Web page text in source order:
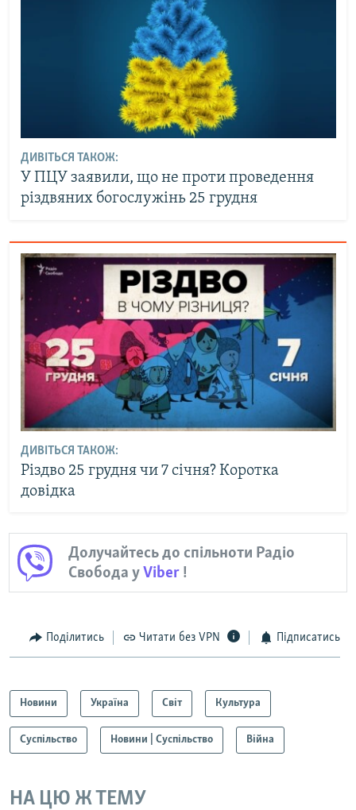
ДИВІТЬСЯ ТАКОЖ:
У ПЦУ заявили, що не проти проведення
різдвяних богослужінь 25 грудня
ДИВІТЬСЯ ТАКОЖ:
Різдво 25 грудня чи 7 січня? Коротка
довідка
Долучайтесь до спільноти Радіо
Свобода уViber !
Поділитись Читати без VPN Підписатись
Новини Україна Світ Культура
Суспільство Новини | Суспільство Війна
НА ЦЮ Ж ТЕМУ